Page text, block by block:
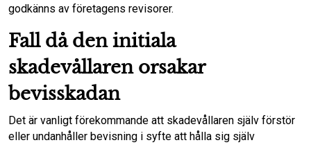
godkänns av företagens revisorer.
Fall då den initiala
skadevållaren orsakar
bevisskadan
Det är vanligt förekommande att skadevållaren själv förstör
eller undanhåller bevisning i syfte att hålla sig själv